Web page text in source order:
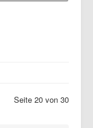
Seite 20 von 30